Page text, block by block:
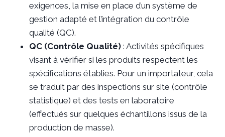
exigences, la mise en place d’un système de
gestion adapté et l’intégration du contrôle
qualité (QC).
QC (Contrôle Qualité) : Activités spécifiques
visant à vérifier si les produits respectent les
spécifications établies. Pour un importateur, cela
se traduit par des inspections sur site (contrôle
statistique) et des tests en laboratoire
(effectués sur quelques échantillons issus de la
production de masse).